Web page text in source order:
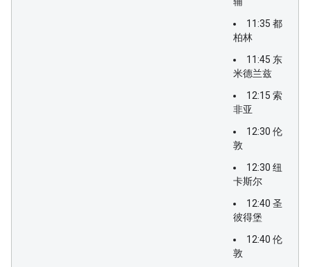
11:35 都
柏林
11:45 东
米德兰兹
12:15 索
非亚
12:30 伦
敦
12:30 纽
卡斯尔
12:40 圣
彼得堡
12:40 伦
敦